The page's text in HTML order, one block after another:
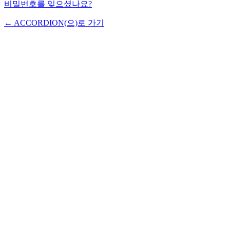
비밀번호를 잊으셨나요?
← ACCORDION(으)로 가기